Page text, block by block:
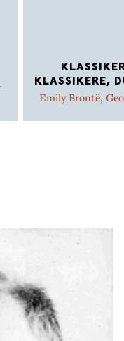
KLASSIKERE,
Emily Brontë,